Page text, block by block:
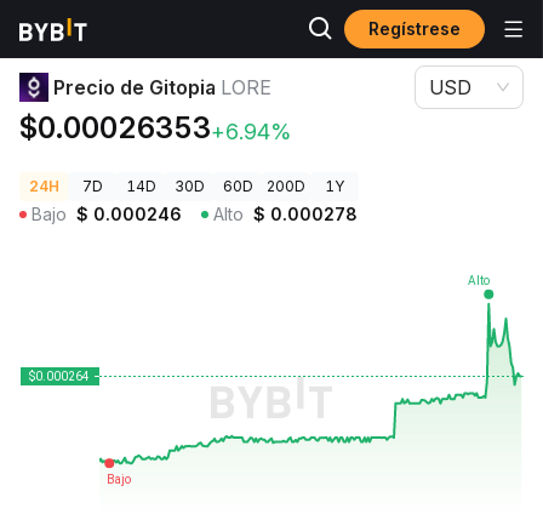
Regístrese
Precios de Criptomonedas Precio de Gitopia LORE
Precio de Gitopia LORE
$0.00026353+6.94%
USD
24H 7D 14D 30D 60D 200D 1Y
Bajo $ 0.000246 Alto $ 0.000278